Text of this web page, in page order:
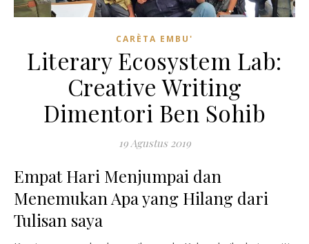
CARÈTA EMBU'
Literary Ecosystem Lab:
Creative Writing
Dimentori Ben Sohib
19 Agustus 2019
Empat Hari Menjumpai dan
Menemukan Apa yang Hilang dari
Tulisan saya